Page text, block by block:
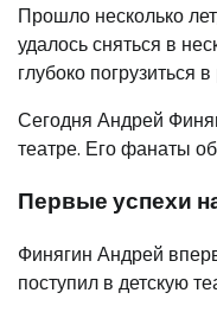
Прошло несколько
удалось сняться в
глубоко погрузиться
Сегодня Андрей
театре. Его фанаты
Первые успехи
Финягин Андрей
поступил в детскую